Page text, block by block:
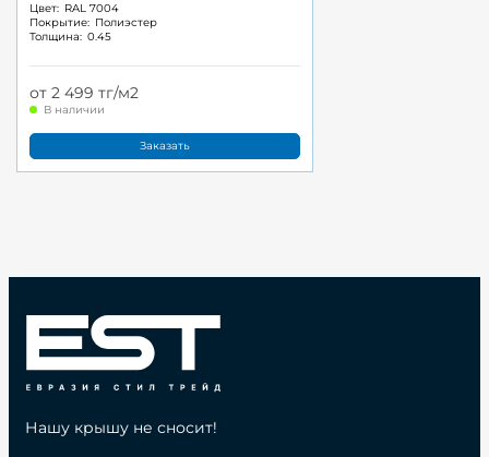
Цвет: RAL 7004
Покрытие: Полиэстер
Толщина: 0.45
от 2 499 тг/м2
В наличии
Заказать
Нашу крышу не сносит!